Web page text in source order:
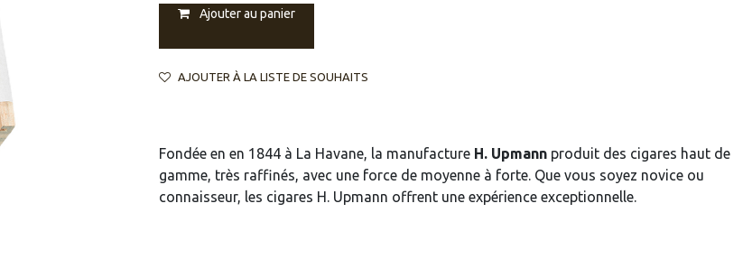
Ajouter au panier
AJOUTER À LA LISTE DE SOUHAITS
Fondée en en 1844 à La Havane, la manufacture H. Upmann produit des cigares haut de
gamme, très raffinés, avec une force de moyenne à forte. Que vous soyez novice ou
connaisseur, les cigares H. Upmann offrent une expérience exceptionnelle.